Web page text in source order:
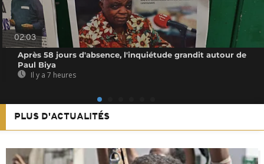
02:03
Après 58 jours d'absence, l'inquiétude grandit autour de
Paul Biya
Il y a 7 heures
PLUS D'ACTUALITÉS